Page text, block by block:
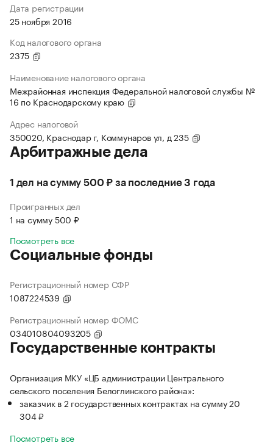
Дата регистрации
25 ноября 2016
Код налогового органа
2375
Наименование налогового органа
Межрайонная инспекция Федеральной налоговой службы №
16 по Краснодарскому краю
Адрес налоговой
350020, Краснодар г, Коммунаров ул, д 235
Арбитражные дела
1 дел на сумму 500 ₽ за последние 3 года
Проигранных дел
1 на сумму 500 ₽
Посмотреть все
Социальные фонды
Регистрационный номер СФР
1087224539
Регистрационный номер ФОМС
034010804093205
Государственные контракты
Организация МКУ «ЦБ администрации Центрального
сельского поселения Белоглинского района»:
заказчик в 2 государственных контрактах на сумму 20
304 ₽
Посмотреть все